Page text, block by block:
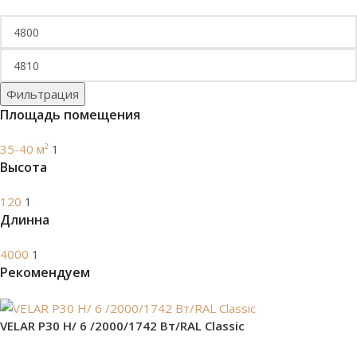
Фильтрация
Площадь помещения
35-40 м² 1
Высота
120 1
Длинна
4000 1
Рекомендуем
VELAR P30 H/ 6 /2000/1742 Вт/RAL Classic